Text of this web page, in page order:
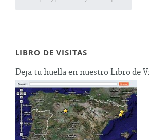
LIBRO DE VISITAS
Deja tu huella en nuestro Libro de